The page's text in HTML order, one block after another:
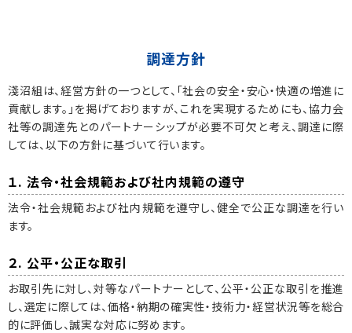
調達方針
淺沼組は、経営方針の一つとして、「社会の安全・安心・快適の増進に
貢献します。」を掲げておりますが、これを実現するためにも、協力会
社等の調達先とのパートナーシップが必要不可欠と考え、調達に際
しては、以下の方針に基づいて行います。
１. 法令・社会規範および社内規範の遵守
法令・社会規範および社内規範を遵守し、健全で公正な調達を行い
ます。
２. 公平・公正な取引
お取引先に対し、対等なパートナーとして、公平・公正な取引を推進
し、選定に際しては、価格・納期の確実性・技術力・経営状況等を総合
的に評価し、誠実な対応に努めます。